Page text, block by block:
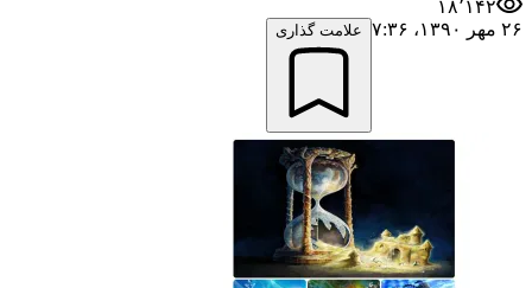
۱۸٬۱۴۲
۲۶ مهر ۱۳۹۰،‏ ۷:۳۶
علامت گذاری